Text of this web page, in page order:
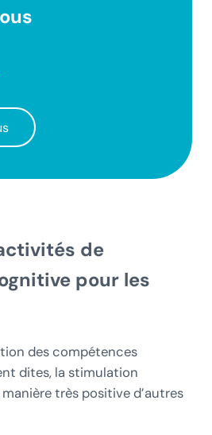
de
pour les
des compétences
dites, la stimulation
très positive d’autres